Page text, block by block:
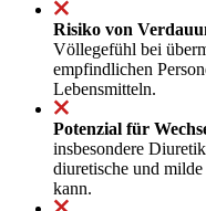
Risiko von
Völlegefühl bei
empfindlichen
Lebensmitteln.
Potenzial für
insbesondere
diuretische und
kann.